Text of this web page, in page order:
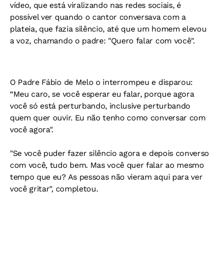
vídeo, que está viralizando nas redes sociais, é
possível ver quando o cantor conversava com a
plateia, que fazia silêncio, até que um homem elevou
a voz, chamando o padre: "Quero falar com você".
O Padre Fábio de Melo o interrompeu e disparou:
“Meu caro, se você esperar eu falar, porque agora
você só está perturbando, inclusive perturbando
quem quer ouvir. Eu não tenho como conversar com
você agora".
"Se você puder fazer silêncio agora e depois converso
com você, tudo bem. Mas você quer falar ao mesmo
tempo que eu? As pessoas não vieram aqui para ver
você gritar", completou.